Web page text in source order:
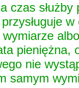
czas
pieniężna,
nie
samym